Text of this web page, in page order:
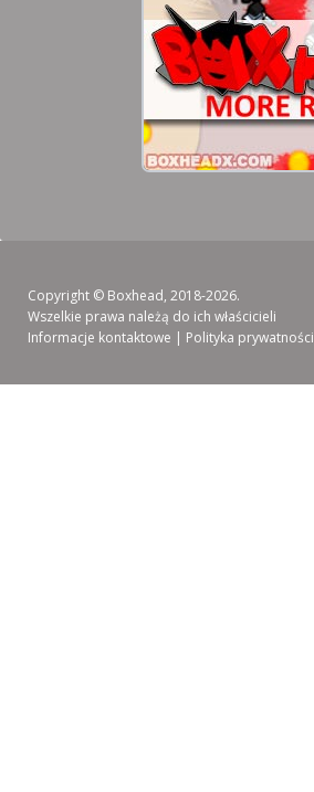
Copyright © Boxhead, 2018-2026.
Wszelkie prawa należą do ich właścicieli
Informacje kontaktowe | Polityka prywatności